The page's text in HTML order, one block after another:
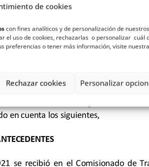
de cookies
con fines analíticos y de personalización de nuestros
el uso de cookies, rechazarlas o personalizar cuál
preferencias o tener más información, visite nuestra
Rechazar cookies Personalizar